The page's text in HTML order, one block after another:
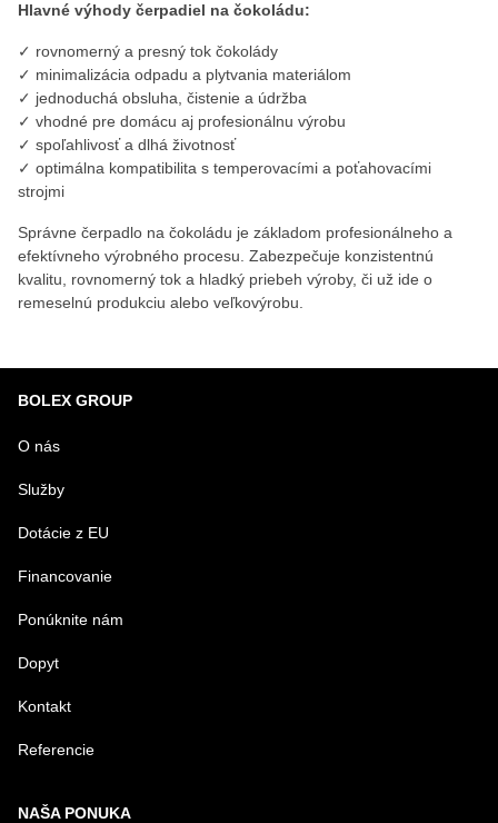
Hlavné výhody čerpadiel na čokoládu:
✓ rovnomerný a presný tok čokolády
✓ minimalizácia odpadu a plytvania materiálom
✓ jednoduchá obsluha, čistenie a údržba
✓ vhodné pre domácu aj profesionálnu výrobu
✓ spoľahlivosť a dlhá životnosť
✓ optimálna kompatibilita s temperovacími a poťahovacími
strojmi
Správne čerpadlo na čokoládu je základom profesionálneho a
efektívneho výrobného procesu. Zabezpečuje konzistentnú
kvalitu, rovnomerný tok a hladký priebeh výroby, či už ide o
remeselnú produkciu alebo veľkovýrobu.
BOLEX GROUP
O nás
Služby
Dotácie z EU
Financovanie
Ponúknite nám
Dopyt
Kontakt
Referencie
NAŠA PONUKA